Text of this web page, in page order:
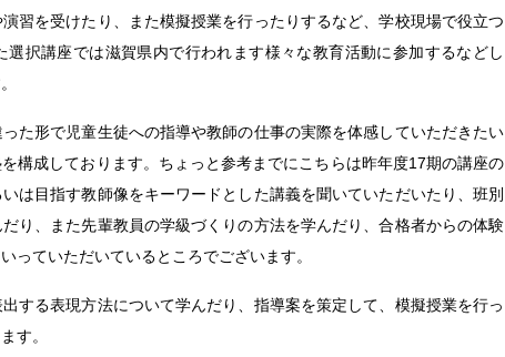
習を受けたり、また模擬授業を行ったりするなど、学校現場で役立つ
択講座では滋賀県内で行われます様々な教育活動に参加するなどし
た形で児童生徒への指導や教師の仕事の実際を体感していただきたい
構成しております。ちょっと参考までにこちらは昨年度17期の講座の
は目指す教師像をキーワードとした講義を聞いていただいたり、班別
り、また先輩教員の学級づくりの方法を学んだり、合格者からの体験
っていただいているところでございます。
する表現方法について学んだり、指導案を策定して、模擬授業を行っ
す。